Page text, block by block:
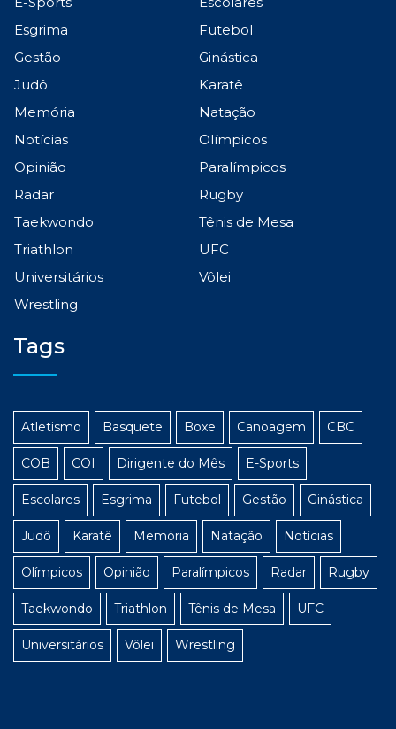
Esgrima
Futebol
Gestão
Ginástica
Judô
Karatê
Memória
Natação
Notícias
Olímpicos
Opinião
Paralímpicos
Radar
Rugby
Taekwondo
Tênis de Mesa
Triathlon
UFC
Universitários
Vôlei
Wrestling
Tags
Atletismo Basquete Boxe Canoagem CBC
COB COI Dirigente do Mês E-Sports
Escolares Esgrima Futebol Gestão Ginástica
Judô Karatê Memória Natação Notícias
Olímpicos Opinião Paralímpicos Radar Rugby
Taekwondo Triathlon Tênis de Mesa UFC
Universitários Vôlei Wrestling